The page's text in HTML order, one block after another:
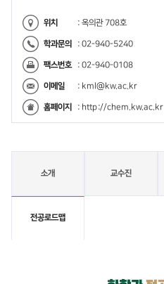
위치 : 옥의관 708호
학과문의 : 02-940-5240
팩스번호 : 02-940-0108
이메일 : kml@kw.ac.kr
홈페이지 : http://chem.kw.ac.kr
소개 교수진
전공로드맵